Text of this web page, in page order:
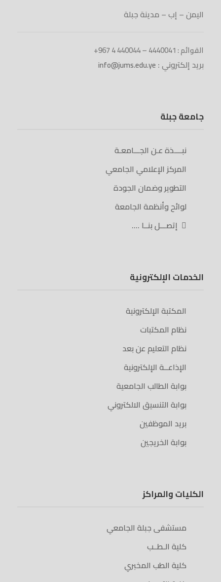
اليمن – إب – مدينة جبلة
القوائم : 4440041 – 440044 4 967+
بريد إلكتروني : info@jums.edu.ye
جامعة جبلة
نبــــذة عـن الجـــامعـة
المركز الإعلامي الجامعي
التطوير وضمان الجودة
لوائح وأنظمة الجامعة
إتصـــل بنــا ….
الخدمات الإلكترونية
المكتبة الإلكترونية
نظام المكتبات
نظام التعليم عن بعد
الإذاعــة الإلكترونية
بوابة الطالب الجامعية
بوابة التنسيق الالكتروني
بريد الموظفين
بوابة الخريجين
الكليات والمراكز
مستشفى جبلة الجامعي
كلية الـطــب
كلية الطب المخبري